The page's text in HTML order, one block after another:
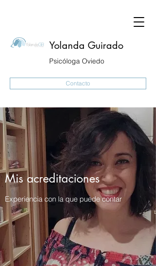
Yolanda Guirado
Psicóloga Oviedo
Contacto
Mis acreditaciones
Experiencia con la que puede contar